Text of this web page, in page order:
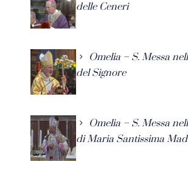
delle Ceneri
Omelia – S. Messa
del Signore
Omelia – S. Messa
di Maria Santissima